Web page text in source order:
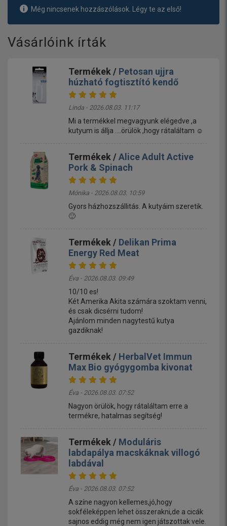
Még nincsenek hozzászólások. Légy te az első!
Vásárlóink írták
Termékek / Petosan ujjra
húzható fogtisztító kendő
Linda - 2026.08.03. 11:17
Mi a termékkel megvagyunk elégedve ,a
kutyum is állja ....örülök ,hogy rátaláltam ☺️
Termékek /Alice Adult Active
Pork & Spinach
Mónika - 2026.08.03. 10:59
Gyors házhozszállitás. A kutyáim szeretik.
🙂
Termékek / Delikan Prima
Energy Red Meat
Éva - 2026.08.03. 09:49
10/10 es!
Két Amerika Akita számára szoktam venni,
és csak dicsérni tudom!
Ajánlom minden nagytestű kutya
gazdiknak!
Termékek / HerbalVet Immun
Max Bio gyógygomba kivonat
Éva - 2026.08.03. 07:52
Nagyon örülök, hogy rátaláltam erre a
termékre, hatalmas segítség!
Termékek / Moduláris
labdapálya macskáknak villogó
labdával
Éva - 2026.08.03. 07:52
A színe nagyon kellemes,jó,hogy
sokféleképpen lehet összerakni,de a cicák
sajnos eddig még nem igen játszottak vele.